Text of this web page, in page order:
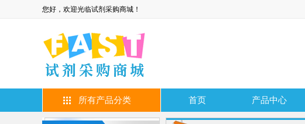
您好，欢迎光临试剂采购商城！
所有产品分类 首页 产品中心